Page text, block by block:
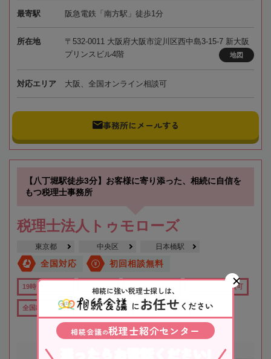
最寄駅 阪急電鉄「南方駅」徒歩1分
所在地
〒532-0011 大阪府大阪市淀川区西中島3-15-7 新大阪
プリンスビル4階
地図
対応エリア 大阪、全国オンライン相談可
事務所にメールする
【八丁堀駅徒歩3分】お客様に寄り添った、相続に自信を
もつ税理士事務所
税理士法人トゥモローズ
東京都 中央区 日本橋駅
全国対応 初回相談無料
19時以降TEL可 土日祝OK 在籍数10名以上 オンライン相談可
全国出張対応可 行政書士在籍 女性税理士在籍
相続に強い税理士探しは、
にお任せ ください
相続会議の税理士紹介センター